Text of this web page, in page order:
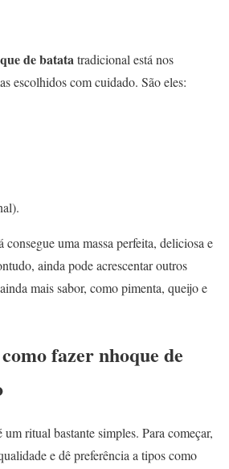
de batatatradicional está nos
escolhidos com cuidado. São eles:
consegue uma massa perfeita, deliciosa e
ainda pode acrescentar outros
mais sabor, como pimenta, queijo e
fazer nhoque de
um ritual bastante simples. Para começar,
e dê preferência a tipos como